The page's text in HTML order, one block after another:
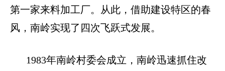
第一家来料加工厂。从此，借助建设特区的春
风，南岭实现了四次飞跃式发展。
1983年南岭村委会成立，南岭迅速抓住改